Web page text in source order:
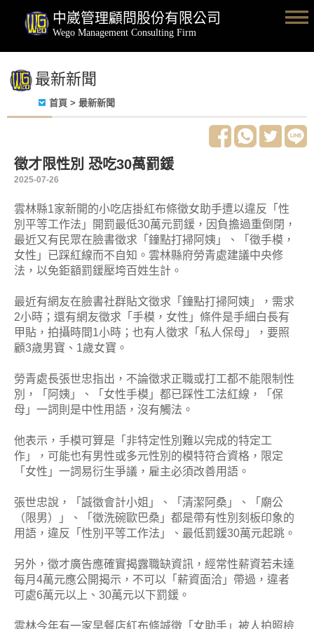
中崴管理顧問股份有限公司
Wego Management Consulting Firm
最新新聞
首頁 > 最新新聞
徵才限性別 恐吃30萬罰鍰
2025-07-26
雲林縣1家新開的小吃店掛紅布條徵女助手遭以違反「性
別平等工作法」開罰最低30萬元罰鍰，因負擔過重倒閉，
最近又有民眾在臉書徵求「鐘點打掃阿姨」、「徵手模，
女性」已踩紅線而不自知。雲林縣府勞青處建議中央修
法，以免鉅額罰鍰壓垮百姓生計。
最近有網友在臉書社群貼文徵求「鐘點打掃阿姨」，需求
2小時；還有網友徵求「手模，女性」條件是手細白長有
甲貼，拍攝時間1小時；也有人徵求「私人保母」，要照
顧3歲男寶、1歲女寶。
勞青處長張世忠指出，不論徵求正職或打工都不能限制性
別，「阿姨」、「女性手模」都已踩性工法紅線，「保
母」一詞則是中性用語，沒有觸法。
他表示，手模可算是「非特定性別難以完成的特定工
作」，可能也有男性或多元性別的模特符合資格，限定
「女性」一詞易衍生爭議，雇主必須改善用語。
張世忠說，「誠徵會計小姐」、「清潔阿桑」、「廟公
（限男）」、「徵洗碗歐巴桑」都是帶有性別刻板印象的
用語，違反「性別平等工作法」、最低罰鍰30萬元起跳。
另外，徵才廣告應確實揭露職缺資訊，經常性薪資若未達
每月4萬元應公開揭示，不可以「薪資面洽」帶過，違者
可處6萬元以上、30萬元以下罰鍰。
雲林今年有一家早餐店紅布條誠徵「女助手」被人拍照檢